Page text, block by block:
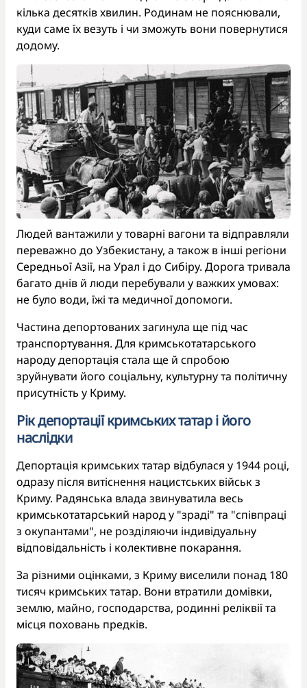
кілька десятків хвилин. Родинам не пояснювали,
куди саме їх везуть і чи зможуть вони повернутися
додому.
Людей вантажили у товарні вагони та відправляли
переважно до Узбекистану, а також в інші регіони
Середньої Азії, на Урал і до Сибіру. Дорога тривала
багато днів й люди перебували у важких умовах:
не було води, їжі та медичної допомоги.
Частина депортованих загинула ще під час
транспортування. Для кримськотатарського
народу депортація стала ще й спробою
зруйнувати його соціальну, культурну та політичну
присутність у Криму.
Рік депортації кримських татар і його
наслідки
Депортація кримських татар відбулася у 1944 році,
одразу після витіснення нацистських військ з
Криму. Радянська влада звинуватила весь
кримськотатарський народ у "зраді" та "співпраці
з окупантами", не розділяючи індивідуальну
відповідальність і колективне покарання.
За різними оцінками, з Криму виселили понад 180
тисяч кримських татар. Вони втратили домівки,
землю, майно, господарства, родинні реліквії та
місця поховань предків.